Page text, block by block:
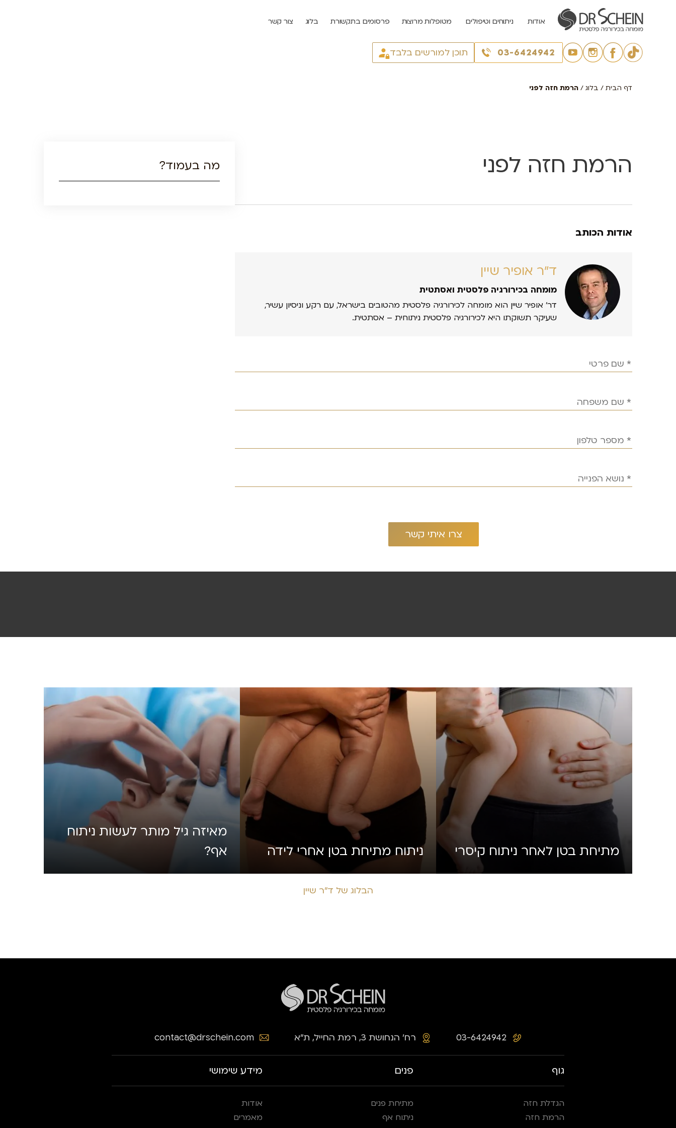
אודות ניתוחים וטיפולים מטופלות מרוצות פרסומים בתקשורת בלוג צור קשר
03-6424942 תוכן למורשים בלבד
דף הבית / בלוג / הרמת חזה לפני
הרמת חזה לפני
אודות הכותב
ד״ר אופיר שיין
מומחה בכירורגיה פלסטית ואסתטית
דר’ אופיר שיין הוא מומחה לכירורגיה פלסטית מהטובים בישראל, עם רקע וניסיון עשיר,
שעיקר תשוקתו היא לכירורגיה פלסטית ניתוחית – אסתטית.
מה בעמוד?
מתיחת בטן לאחר ניתוח קיסרי ניתוח מתיחת בטן אחרי לידה
מאיזה גיל מותר לעשות ניתוח
אף?
הבלוג של ד״ר שיין
03-6424942 רח׳ הנחושת 3, רמת החייל, ת״א contact@drschein.com
גוף
הגדלת חזה
הרמת חזה
פנים
מתיחת פנים
ניתוח אף
מידע שימושי
אודות
מאמרים